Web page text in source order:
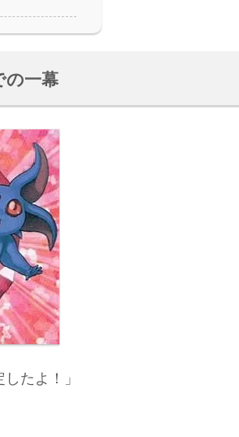
の一幕
たよ！」